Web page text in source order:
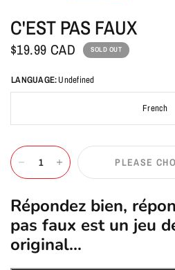
C'EST PAS FAUX
$19.99 CAD SOLD OUT
LANGUAGE:Undefined
French
PLEASE
Répondez bien,
pas faux est un jeu
original...